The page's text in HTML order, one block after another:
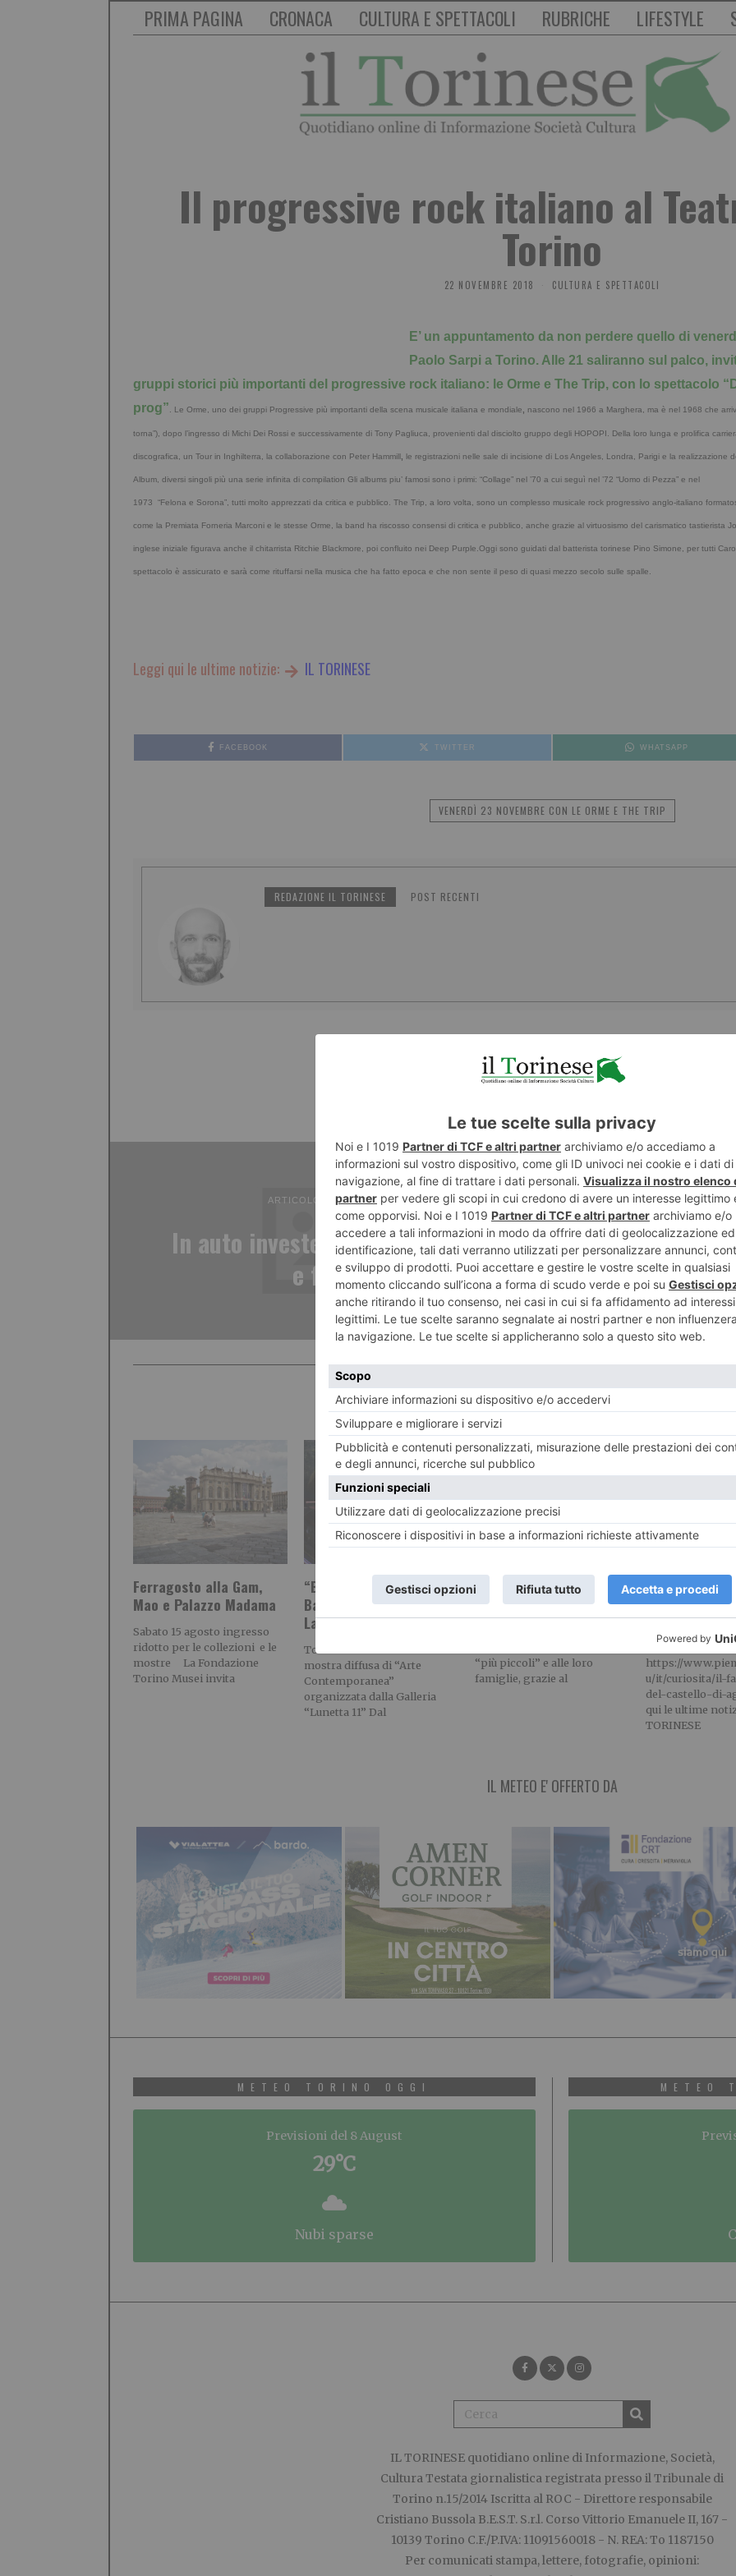
PRIMA PAGINA CRONACA CULTURA E SPETTACOLI RUBRICHE LIFESTYLE
Il progressive rock italiano al
Torino
22 NOVEMBRE 2018 CULTURA E SPETTACOLI
E’ un appuntamento da non perdere quello di
Paolo Sarpi a Torino. Alle 21 saliranno sul palco,
gruppi storici più importanti del progressive rock italiano: le Orme e The Trip, con lo spettacolo
prog”. Le Orme, uno dei gruppi Progressive più importanti della scena musicale italiana e mondiale, nascono nel 1966 a Marghera, ma è nel 1968 che
torna”), dopo l’ingresso di Michi Dei Rossi e successivamente di Tony Pagliuca, provenienti dal disciolto gruppo degli HOPOPI. Della loro lunga e prolifica
discografica, un Tour in Inghilterra, la collaborazione con Peter Hammill, le registrazioni nelle sale di incisione di Los Angeles, Londra, Parigi e la realizzazione
Album, diversi singoli più una serie infinita di compilation Gli albums piu’ famosi sono i primi: “Collage” nel ’70 a cui seguì nel ’72 “Uomo di Pezza” e nel
1973 “Felona e Sorona”, tutti molto apprezzati da critica e pubblico. The Trip, a loro volta, sono un complesso musicale rock progressivo anglo-italiano
come la Premiata Forneria Marconi e le stesse Orme, la band ha riscosso consensi di critica e pubblico, anche grazie al virtuosismo del carismatico tastierista
inglese iniziale figurava anche il chitarrista Ritchie Blackmore, poi confluito nei Deep Purple.Oggi sono guidati dal batterista torinese Pino Simone, per tutti
spettacolo è assicurato e sarà come rituffarsi nella musica che ha fatto epoca e che non sente il peso di quasi mezzo secolo sulle spalle.
Leggi qui le ultime notizie: IL TORINESE
FACEBOOK TWITTER WHATSAPP
VENERDÌ 23 NOVEMBRE CON LE ORME E THE TRIP
REDAZIONE IL TORINESE POST RECENTI
ARTICOLO PRECEDENTE
In auto investe due motociclisti
e fugge
“SEMPRE
RECENTI:
Ferragosto alla Gam,
Mao e Palazzo Madama
Sabato 15 agosto ingresso
ridotto per le collezioni e le
mostre La Fondazione
Torino Musei invita
“Buona Fortuna Ribelli –
Back To Mine” Nell’Alta
Langa Cuneese
Torna la nuova edizione della
mostra diffusa di “Arte
Contemporanea”
organizzata dalla Galleria
“Lunetta 11” Dal
“A piccoli passi” al
Forte di Vinadio
“più piccoli” e alle loro
famiglie, grazie al
Il fantasma
di Agliè
A cura di
Leggi l’articolo:
https://
u/it/curiosita/il-
del-castello-di-
qui le ultime
TORINESE
IL METEO E' OFFERTO DA
METEO TORINO OGGI
Previsioni del 8 August
29°C
nubi sparse
METEO
IL TORINESEquotidiano online di Informazione, Società,
Cultura Testata giornalistica registrata presso il Tribunale di
Torino n.15/2014 Iscritta al ROC - Direttore responsabile
Cristiano Bussola B.E.S.T. S.r.l. Corso Vittorio Emanuele II, 167 -
10139 Torino C.F./P.IVA: 11091560018 - N. REA: To 1187150
Per comunicati stampa, lettere, fotografie, opinioni: